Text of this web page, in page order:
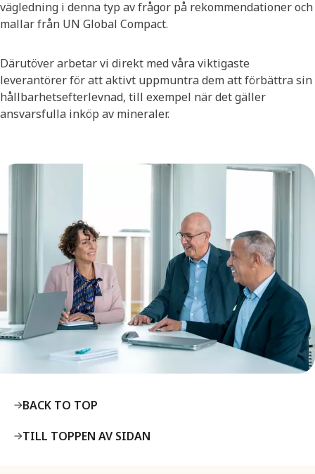
vägledning i denna typ av frågor på rekommendationer och
mallar från UN Global Compact.
Därutöver arbetar vi direkt med våra viktigaste
leverantörer för att aktivt uppmuntra dem att förbättra sin
hållbarhetsefterlevnad, till exempel när det gäller
ansvarsfulla inköp av mineraler.
BACK TO TOP
TILL TOPPEN AV SIDAN